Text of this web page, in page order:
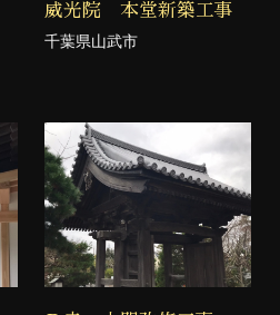
威光院 本堂新築工事
千葉県山武市